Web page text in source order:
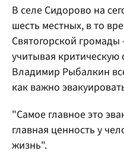
В селе Сидорово на
шесть местных, в то
Святогорской громады
учитывая критическую
Владимир Рыбалкин
как важно
"Самое главное это
главная ценность у
жизнь".